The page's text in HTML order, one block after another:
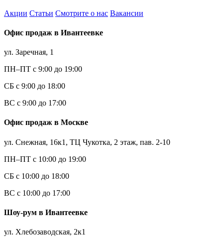
Акции Статьи Смотрите о нас Вакансии
Офис продаж в Ивантеевке
ул. Заречная, 1
ПН–ПТ с 9:00 до 19:00
СБ с 9:00 до 18:00
ВС с 9:00 до 17:00
Офис продаж в Москве
ул. Снежная, 16к1, ТЦ Чукотка, 2 этаж, пав. 2-10
ПН–ПТ с 10:00 до 19:00
СБ с 10:00 до 18:00
ВС с 10:00 до 17:00
Шоу-рум в Ивантеевке
ул. Хлебозаводская, 2к1